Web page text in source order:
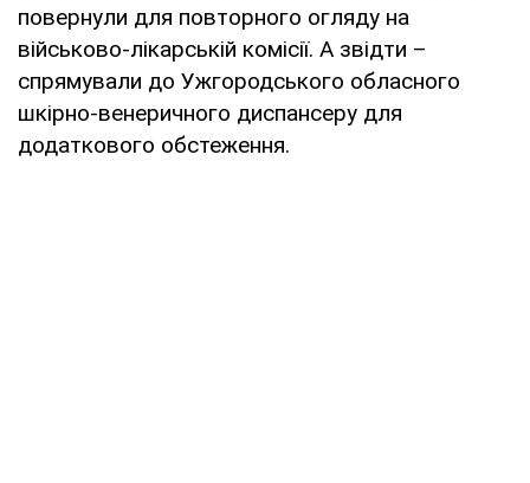
повернули для повторного огляду на
військово-лікарській комісії. А звідти –
спрямували до Ужгородського обласного
шкірно-венеричного диспансеру для
додаткового обстеження.